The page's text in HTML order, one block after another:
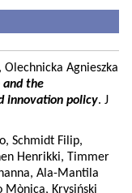
Agnieszka
the
innovation policy. J
Schmidt Filip,
Henrikki, Timmer
Ala-Mantila
Mònica, Krysiński